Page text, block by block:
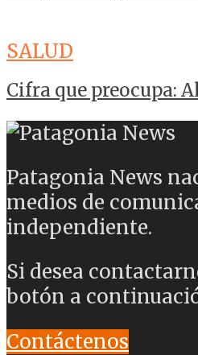
SALUD
Cifra que preocupa:
Patagonia News
medios de
independiente.
Si desea
botón a
Contáctenos